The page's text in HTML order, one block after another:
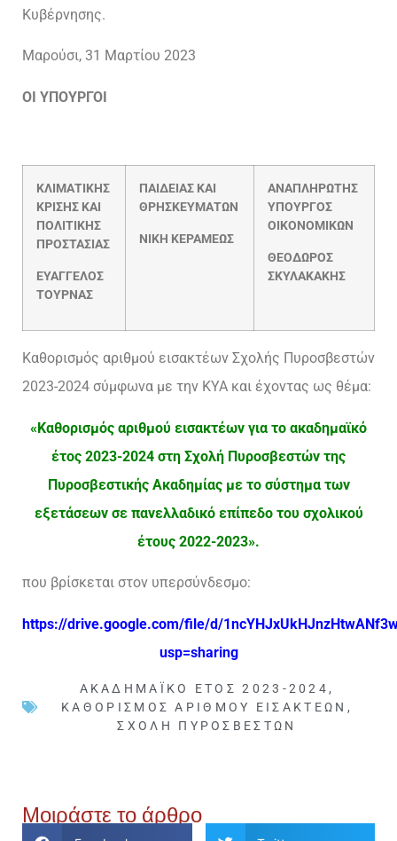
Κυβέρνησης.
Μαρούσι, 31 Μαρτίου 2023
ΟΙ ΥΠΟΥΡΓΟΙ
ΚΛΙΜΑΤΙΚΗΣ
ΚΡΙΣΗΣ ΚΑΙ
ΠΟΛΙΤΙΚΗΣ
ΠΡΟΣΤΑΣΙΑΣ
ΕΥΑΓΓΕΛΟΣ
ΤΟΥΡΝΑΣ
ΠΑΙΔΕΙΑΣ ΚΑΙ
ΘΡΗΣΚΕΥΜΑΤΩΝ
ΝΙΚΗ ΚΕΡΑΜΕΩΣ
AΝΑΠΛΗΡΩΤΗΣ
ΥΠΟΥΡΓΟΣ
ΟΙΚΟΝΟΜΙΚΩΝ
ΘΕΟΔΩΡΟΣ
ΣΚΥΛΑΚΑΚΗΣ
Καθορισμός αριθμού εισακτέων Σχολής Πυροσβεστών
2023-2024 σύμφωνα με την ΚΥΑ και έχοντας ως θέμα:
«Καθορισμός αριθμού εισακτέων για το ακαδημαϊκό
έτος 2023-2024 στη Σχολή Πυροσβεστών της
Πυροσβεστικής Ακαδημίας με το σύστημα των
εξετάσεων σε πανελλαδικό επίπεδο του σχολικού
έτους 2022-2023».
που βρίσκεται στον υπερσύνδεσμο:
https://drive.google.com/file/d/
usp=sharing
ΑΚΑΔΗΜΑΪΚΌ ΈΤΟΣ 2023-2024 ,
ΚΑΘΟΡΙΣΜΌΣ ΑΡΙΘΜΟΎ ΕΙΣΑΚΤΈΩΝ ,
ΣΧΟΛΉ ΠΥΡΟΣΒΕΣΤΏΝ
Μοιράστε το άρθρο